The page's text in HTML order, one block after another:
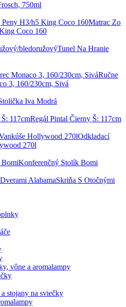
750ml
Matrac Zo
Coco 160
Tunel Na Hranie
Ručne
3, 160/230cm, Sivá
Iva Modrá
Regál Pintal Čierny Š: 117cm
Odkladací
270l
Konferenčný Stolík Bomi
Skriňa S Otočnými
vône a aromalampy
stojany na sviečky